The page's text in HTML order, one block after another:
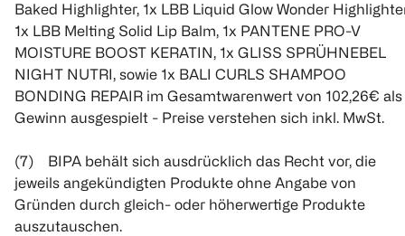
Baked Highlighter, 1x LBB Liquid Glow Wonder
1x LBB Melting Solid Lip Balm, 1x PANTENE PRO-V
MOISTURE BOOST KERATIN, 1x GLISS SPRÜHNEBEL
NIGHT NUTRI, sowie 1x BALI CURLS SHAMPOO
BONDING REPAIR im Gesamtwarenwert von 102,26€ als
Gewinn ausgespielt - Preise verstehen sich inkl. MwSt.
(7) BIPA behält sich ausdrücklich das Recht vor, die
jeweils angekündigten Produkte ohne Angabe von
Gründen durch gleich- oder höherwertige Produkte
auszutauschen.